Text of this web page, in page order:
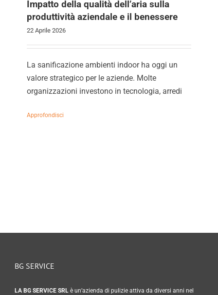
Impatto della qualità dell’aria sulla
produttività aziendale e il benessere
22 Aprile 2026
La sanificazione ambienti indoor ha oggi un
valore strategico per le aziende. Molte
organizzazioni investono in tecnologia, arredi
BG SERVICE
LA BG SERVICE SRLè un’azienda di pulizie attiva da diversi anni nel